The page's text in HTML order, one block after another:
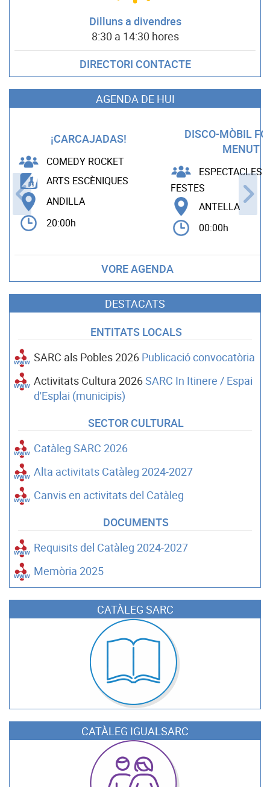
Dilluns a divendres
8:30 a 14:30 hores
DIRECTORI CONTACTE
AGENDA DE HUI
¡CARCAJADAS!
COMEDY ROCKET
ARTS ESCÈNIQUES
ANDILLA
20:00h
DISCO-MÒBIL
MENUT
ESPECTACLES
FESTES
ANTELLA
00:00h
VORE AGENDA
DESTACATS
ENTITATS LOCALS
SARC als Pobles 2026 Publicació convocatòria
Activitats Cultura 2026SARC In Itinere / Espai
d'Esplai (municipis)
SECTOR CULTURAL
Catàleg SARC 2026
Alta activitats Catàleg 2024-2027
Canvis en activitats del Catàleg
DOCUMENTS
Requisits del Catàleg 2024-2027
Memòria 2025
CATÀLEG SARC
CATÀLEG IGUALSARC